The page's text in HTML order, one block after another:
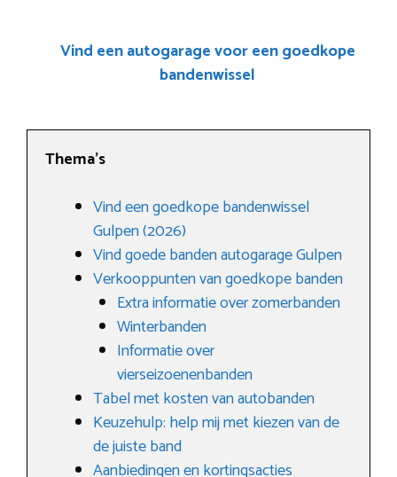
Vind een autogarage voor een goedkope
bandenwissel
Thema’s
Vind een goedkope bandenwissel
Gulpen (2026)
Vind goede banden autogarage Gulpen
Verkooppunten van goedkope banden
Extra informatie over zomerbanden
Winterbanden
Informatie over
vierseizoenenbanden
Tabel met kosten van autobanden
Keuzehulp: help mij met kiezen van de
de juiste band
Aanbiedingen en kortingsacties